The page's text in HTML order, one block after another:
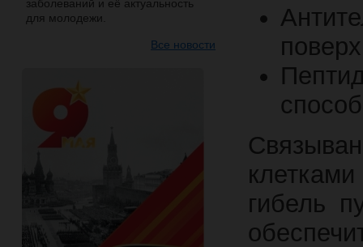
заболеваний и её актуальность
для молодежи.
Все новости
гибель